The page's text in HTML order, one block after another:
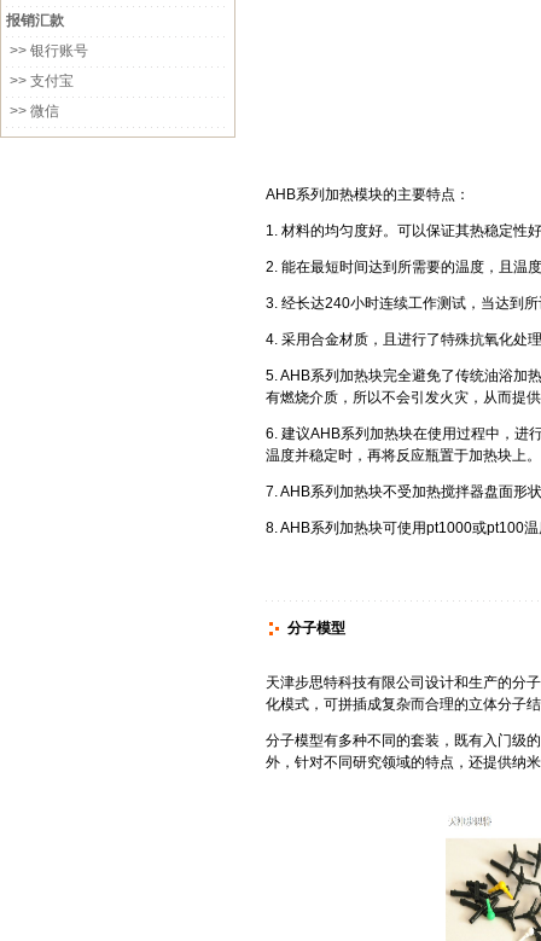
报销汇款
>> 银行账号
>> 支付宝
>> 微信
AHB系列加热模块的主要特点：
1. 材料的均匀度好。可以保证其热稳定性
2. 能在最短时间达到所需要的温度，且温
3. 经长达240小时连续工作测试，当达到
4. 采用合金材质，且进行了特殊抗氧化处
5. AHB系列加热块完全避免了传统油浴加
有燃烧介质，所以不会引发火灾，从而提
6. 建议AHB系列加热块在使用过程中，进
温度并稳定时，再将反应瓶置于加热块上。
7. AHB系列加热块不受加热搅拌器盘面形
8. AHB系列加热块可使用pt1000或pt100
分子模型
天津步思特科技有限公司设计和生产的分
化模式，可拼插成复杂而合理的立体分子
分子模型有多种不同的套装，既有入门级
外，针对不同研究领域的特点，还提供纳